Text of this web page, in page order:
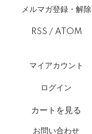
メルマガ登録・解除
RSS / ATOM
マイアカウント
ログイン
カートを見る
お問い合わせ